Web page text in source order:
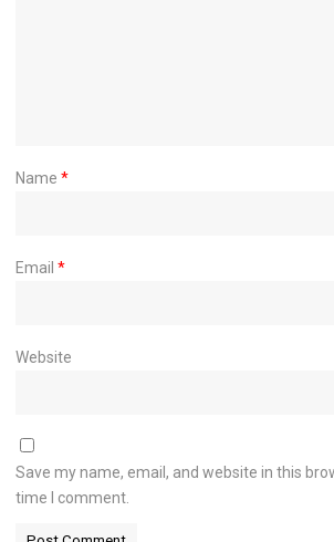
Name *
Email *
Website
Save my name, email, and website in this
time I comment.